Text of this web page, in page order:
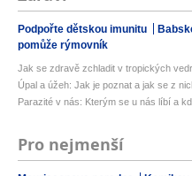
Podpořte dětskou imunitu
pomůže rýmovník
Jak se zdravě zchladit v tropických
Úpal a úžeh: Jak je poznat a jak se z
Parazité v nás: Kterým se u nás líbí a
Pro nejmenší